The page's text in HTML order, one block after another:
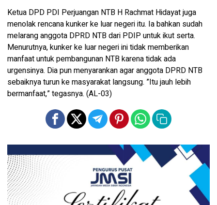
Ketua DPD PDI Perjuangan NTB H Rachmat Hidayat juga
menolak rencana kunker ke luar negeri itu. Ia bahkan sudah
melarang anggota DPRD NTB dari PDIP untuk ikut serta.
Menurutnya, kunker ke luar negeri ini tidak memberikan
manfaat untuk pembangunan NTB karena tidak ada
urgensinya. Dia pun menyarankan agar anggota DPRD NTB
sebaiknya turun ke masyarakat langsung. ”Itu jauh lebih
bermanfaat,” tegasnya. (AL-03)